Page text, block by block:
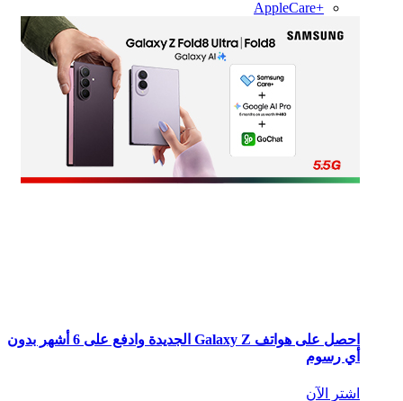
احصل على هواتف Galaxy Z الجديدة وادفع على 6 أشهر بدون